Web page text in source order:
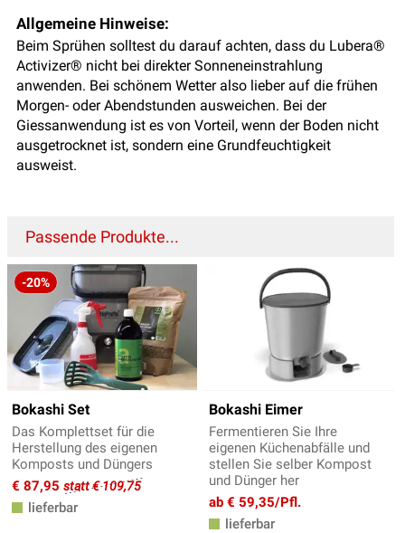
Allgemeine Hinweise:
Beim Sprühen solltest du darauf achten, dass du Lubera®
Activizer® nicht bei direkter Sonneneinstrahlung
anwenden. Bei schönem Wetter also lieber auf die frühen
Morgen- oder Abendstunden ausweichen. Bei der
Giessanwendung ist es von Vorteil, wenn der Boden nicht
ausgetrocknet ist, sondern eine Grundfeuchtigkeit
ausweist.
Passende Produkte...
-20%
Bokashi Set
Das Komplettset für die
Herstellung des eigenen
Komposts und Düngers
€ 87,95 statt € 109,75
lieferbar
Bokashi Eimer
Fermentieren Sie Ihre
eigenen Küchenabfälle und
stellen Sie selber Kompost
und Dünger her
ab € 59,35/Pfl.
lieferbar